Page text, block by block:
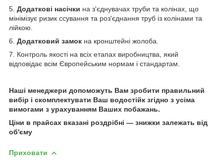
5. Додаткові насічки на з'єднувачах труби та колінах, що
мінімізує ризик ссування та роз'єднання труб із колінами та
лійкою.
6. Додатковий замок на кронштейні жолоба.
7. Контроль якості на всіх етапах виробництва, який
відповідає всім Європейським нормам і стандартам.
Наші менеджери допоможуть Вам зробити правильний
вибір і скомплектувати Ваш водостійк згідно з усіма
вимогами з урахуванням Ваших побажань.
Ціни в прайсах вказані роздрібні — знижки залежать від
об'єму
Приховати